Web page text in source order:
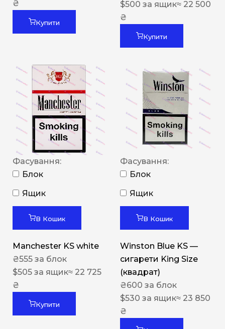
₴
Купити
$500 за ящик≈ 22 500
₴
Купити
Фасування:
Блок
Ящик
В Кошик
Manchester KS white
₴555 за блок
$505 за ящик≈ 22 725
₴
Купити
Фасування:
Блок
Ящик
В Кошик
Winston Blue KS —
сигарети King Size
(квадрат)
₴600 за блок
$530 за ящик≈ 23 850
₴